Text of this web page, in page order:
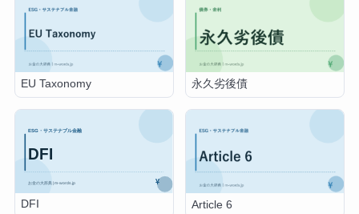
EU Taxonomy 永久劣後債
DFI Article 6